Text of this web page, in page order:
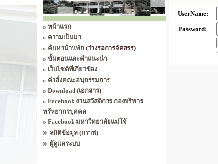
» หน้าแรก
» ความเป็นมา
» ค้นหาบ้านพัก (ว่างรอการจัดสรร)
» ขั้นตอนและคำแนะนำ
» เว็บไซต์ที่เกี่ยวข้อง
» คำสั่งคณะอนุกรรมการ
» Download (เอกสาร)
» Facebook งานสวัสดิการ กองบริหาร
ทรัพยากรบุคคล
» Facebook มหาวิทยาลัยแม่โจ้
» สถิติข้อมูล (กราฟ)
» ผู้ดูแลระบบ
UserName:
Password: